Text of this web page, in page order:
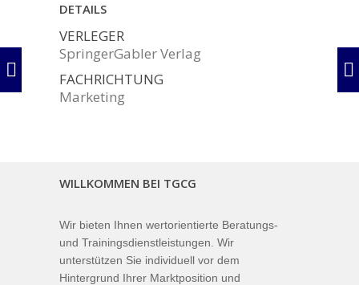
DETAILS
VERLEGER
SpringerGabler Verlag
FACHRICHTUNG
Marketing
WILLKOMMEN BEI TGCG
Wir bieten Ihnen wertorientierte Beratungs-
und Trainingsdienstleistungen. Wir
unterstützen Sie individuell vor dem
Hintergrund Ihrer Marktposition und